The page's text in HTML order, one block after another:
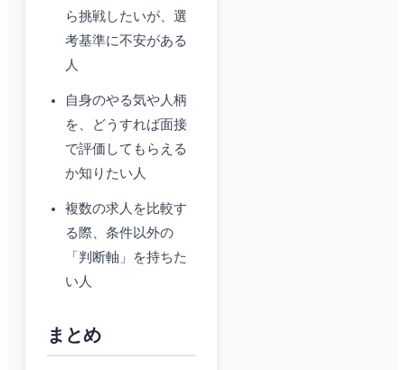
ら挑戦したいが、選
考基準に不安がある
人
自身のやる気や人柄
を、どうすれば面接
で評価してもらえる
か知りたい人
複数の求人を比較す
る際、条件以外の
「判断軸」を持ちた
い人
まとめ